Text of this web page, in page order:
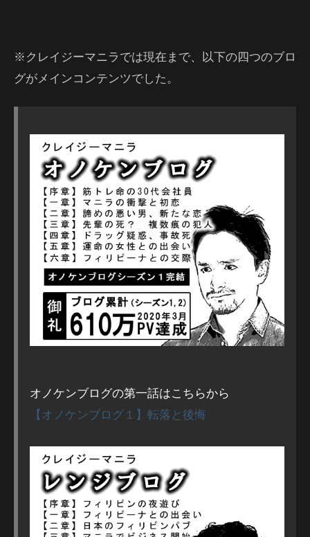
※クレイジーマニラでは現在まで、以下の四つのブロ
グがメインコンテンツでした。
オノケンブログの第一話はこちらから
【オノケンブログ１】転落と後悔